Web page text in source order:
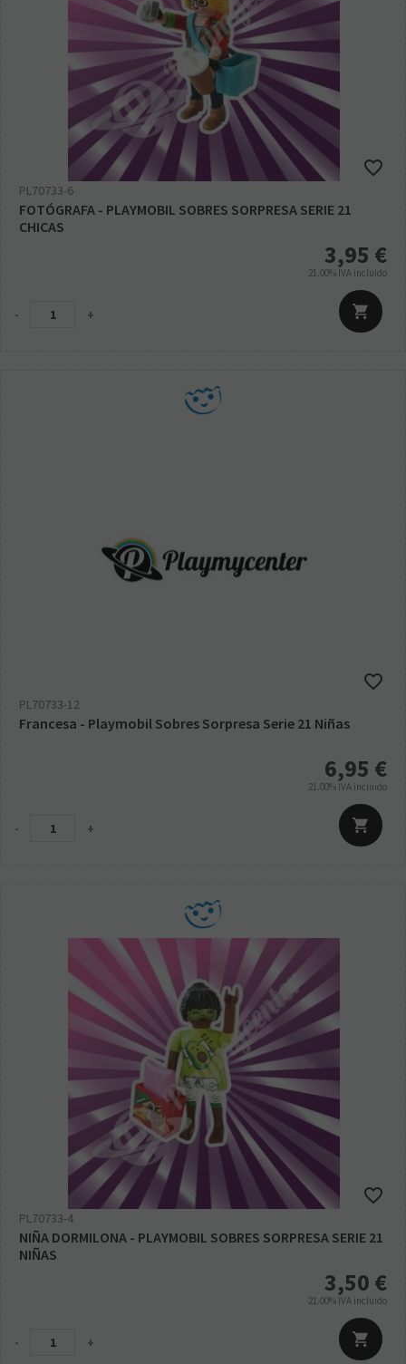
PL70733-6
FOTÓGRAFA - PLAYMOBIL SOBRES SORPRESA SERIE 21
CHICAS
3,95 €
21.00% IVA incluido
- +
PL70733-12
Francesa - Playmobil Sobres Sorpresa Serie 21 Niñas
6,95 €
21.00% IVA incluido
- +
PL70733-4
NIÑA DORMILONA - PLAYMOBIL SOBRES SORPRESA SERIE 21
NIÑAS
3,50 €
21.00% IVA incluido
- +